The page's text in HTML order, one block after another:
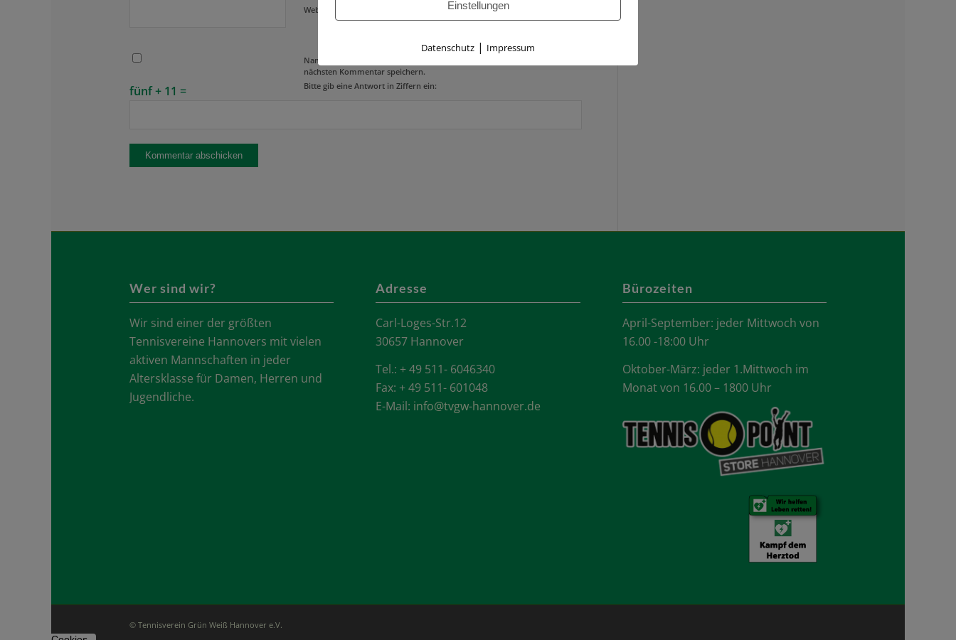
Website
Name, E-Mail-Adresse und Website in diesem Browser für meinen
nächsten Kommentar speichern.
Bitte gib eine Antwort in Ziffern ein:
fünf + 11 =
Wer sind wir?
Wir sind einer der größten
Tennisvereine Hannovers mit vielen
aktiven Mannschaften in jeder
Altersklasse für Damen, Herren und
Jugendliche.
Adresse
Carl-Loges-Str.12
30657 Hannover
Tel.: + 49 511- 6046340
Fax: + 49 511- 601048
E-Mail: info@tvgw-hannover.de
Bürozeiten
April-September: jeder Mittwoch von
16.00 -18:00 Uhr
Oktober-März: jeder 1.Mittwoch im
Monat von 16.00 – 1800 Uhr
© Tennisverein Grün Weiß Hannover e.V.
Einstellungen
Datenschutz | Impressum